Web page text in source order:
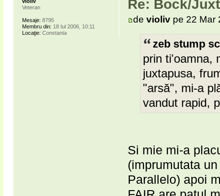
Re: Bock/
devioliv pe 22 Mar
zeb stump
prin ti'oamna,
juxtapusa,
"arsă", mi-a
vandut rapid,
Si mie mi-a
(imprumutata
Parallelo) apoi
Veteran
Mesaje: 8795
Membru din: 18 Iul 2006, 10:11
Locaţie: Constanta